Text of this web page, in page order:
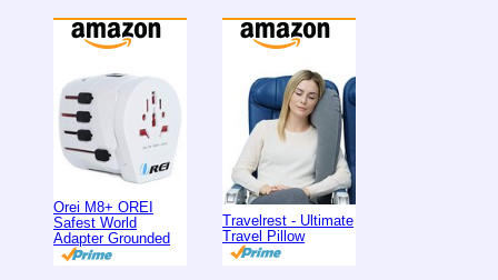
Orei M8+ OREI
Safest World
Adapter Grounded
Travelrest - Ultimate
Travel Pillow